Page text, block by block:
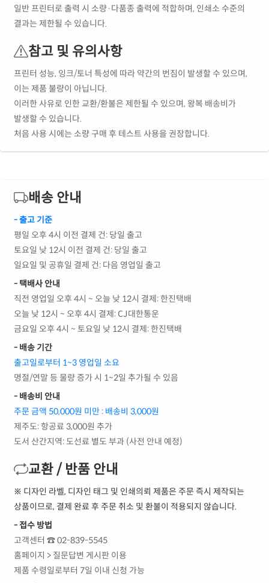
일반 프린터로 출력 시 소량·다품종 출력에 적합하며, 인쇄소 수준의
결과는 제한될 수 있습니다.
참고 및 유의사항
프린터 성능, 잉크/토너 특성에 따라 약간의 번짐이 발생할 수 있으며,
이는 제품 불량이 아닙니다.
이러한 사유로 인한 교환/환불은 제한될 수 있으며, 왕복 배송비가
발생할 수 있습니다.
처음 사용 시에는 소량 구매 후 테스트 사용을 권장합니다.
배송 안내
- 출고 기준
평일 오후 4시 이전 결제 건: 당일 출고
토요일 낮 12시 이전 결제 건: 당일 출고
일요일 및 공휴일 결제 건: 다음 영업일 출고
- 택배사 안내
직전 영업일 오후 4시 ~ 오늘 낮 12시 결제: 한진택배
오늘 낮 12시 ~ 오후 4시 결제: CJ대한통운
금요일 오후 4시 ~ 토요일 낮 12시 결제: 한진택배
- 배송 기간
출고일로부터 1~3 영업일 소요
명절/연말 등 물량 증가 시 1~2일 추가될 수 있음
- 배송비 안내
주문 금액 50,000원 미만 : 배송비 3,000원
제주도: 항공료 3,000원 추가
도서 산간지역: 도선료 별도 부과 (사전 안내 예정)
교환 / 반품 안내
※ 디자인 라벨, 디자인 태그 및 인쇄의뢰 제품은 주문 즉시 제작되는
상품이므로, 결제 완료 후 주문 취소 및 환불이 적용되지 않습니다.
- 접수 방법
고객센터 ☎ 02-839-5545
홈페이지 > 질문답변 게시판 이용
제품 수령일로부터 7일 이내 신청 가능